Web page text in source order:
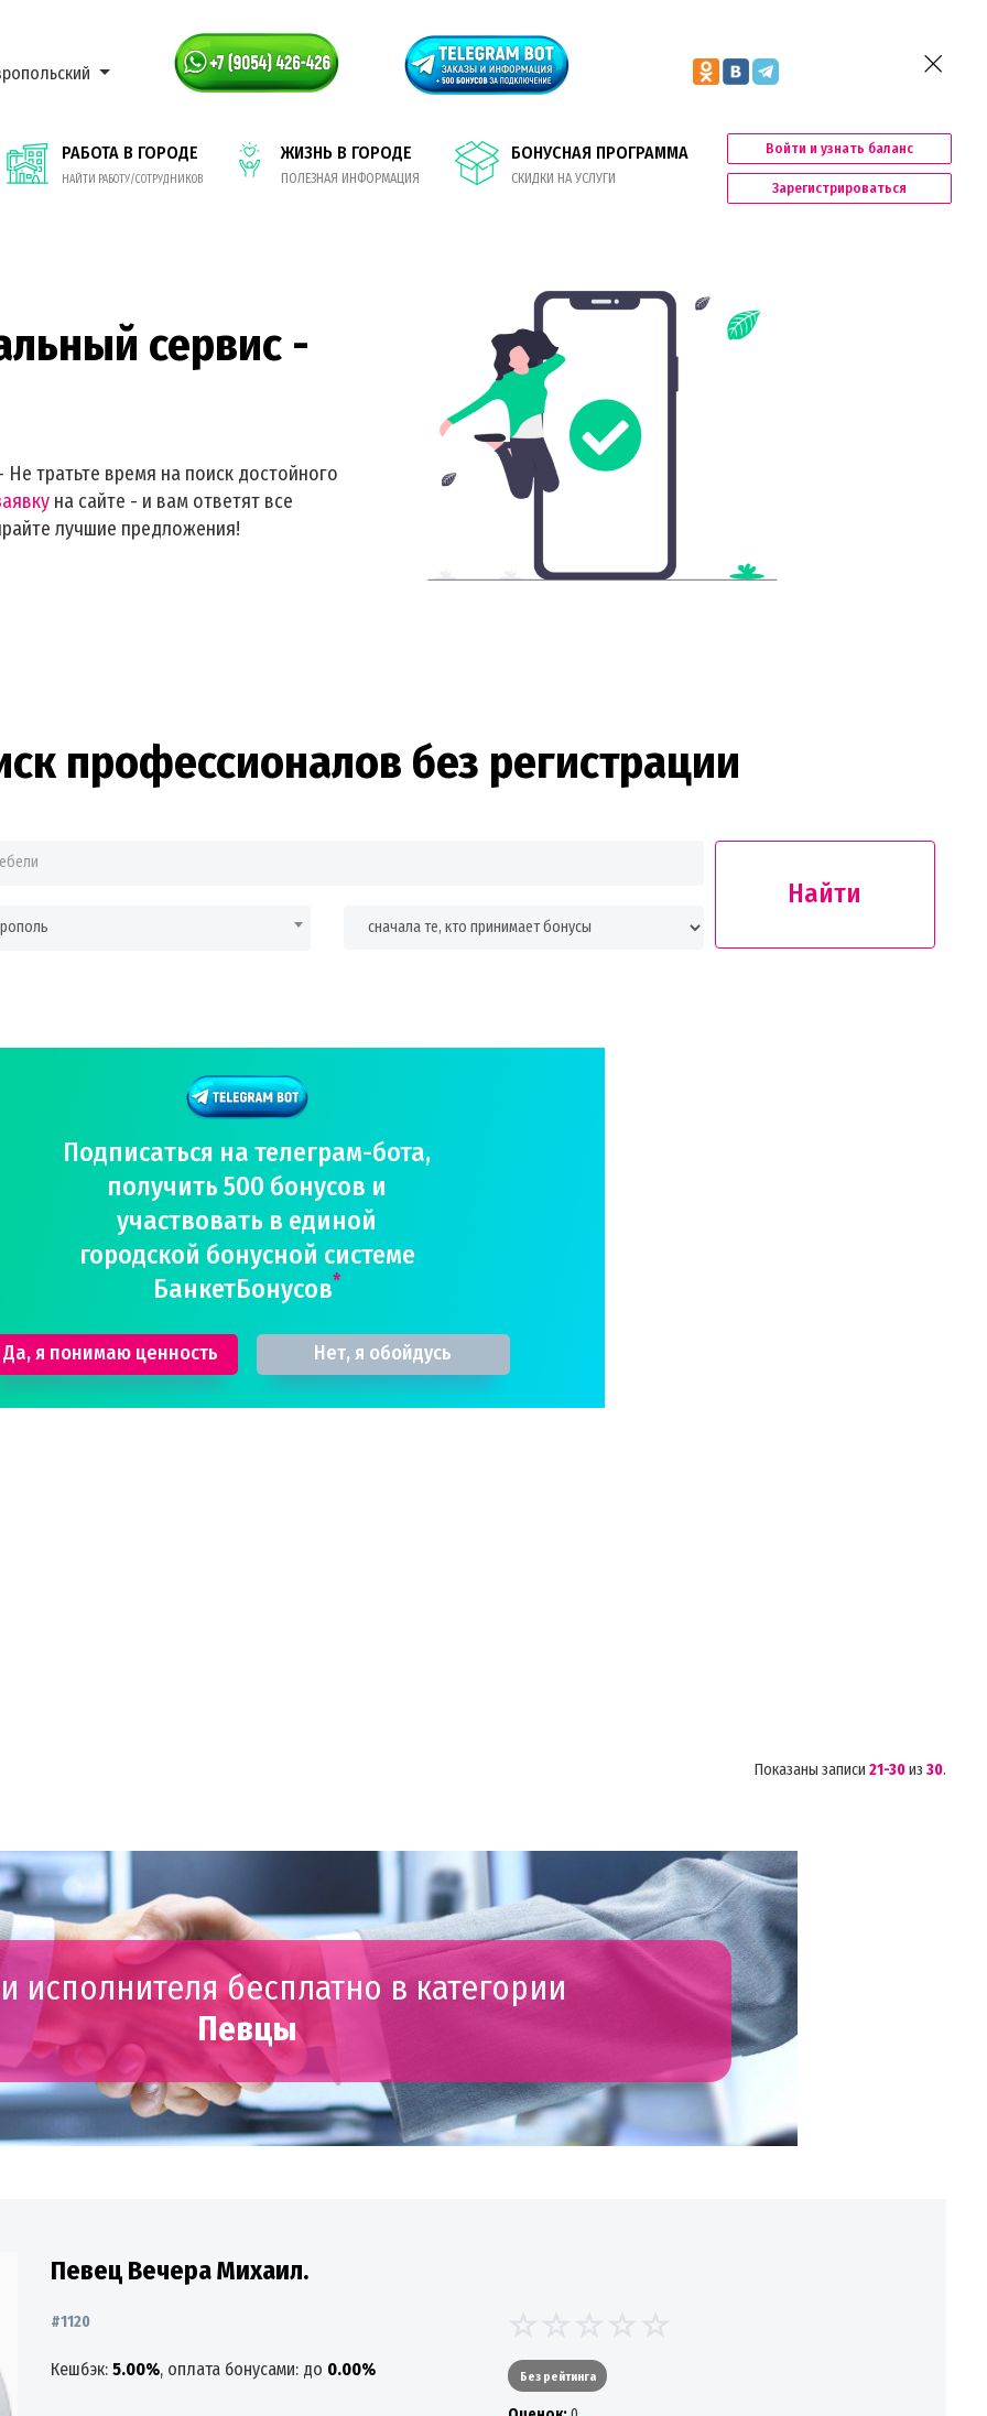
РАБОТА В ГОРОДЕ
НАЙТИ РАБОТУ/СОТРУДНИКОВ
ЖИЗНЬ В ГОРОДЕ
ПОЛЕЗНАЯ ИНФОРМАЦИЯ
БОНУСНАЯ ПРОГРАММА
СКИДКИ НА УСЛУГИ
Войти и узнать баланс
Зарегистрироваться
сервис -
тратьте время на поиск достойного
на сайте - и вам ответят все
лучшие предложения!
профессионалов без регистрации
Найти
Подписаться на телеграм-бота,
получить 500 бонусов и
участвовать в единой
городской бонусной системе
БанкетБонусов*
Да, я понимаю ценность Нет, я обойдусь
Показаны записи 21-30из 30.
исполнителя бесплатно в категории
Певцы
Певец Вечера Михаил.
#1120
Кешбэк:5.00%, оплата бонусами: до 0.00% Без рейтинга